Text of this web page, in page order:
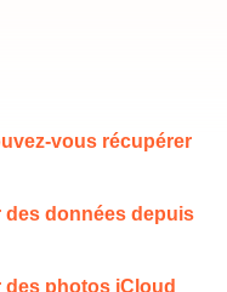
vous récupérer
des données depuis
des photos iCloud